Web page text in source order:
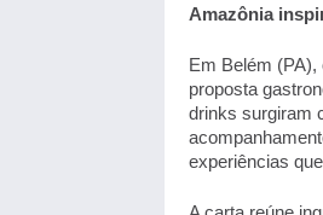
Amazônia
Em Belém
proposta
drinks surgiram
experiências